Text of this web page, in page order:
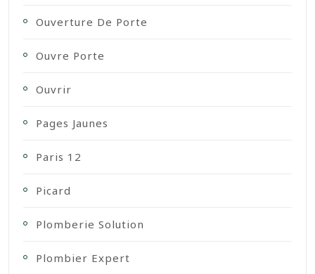
Ouverture De Porte
Ouvre Porte
Ouvrir
Pages Jaunes
Paris 12
Picard
Plomberie Solution
Plombier Expert